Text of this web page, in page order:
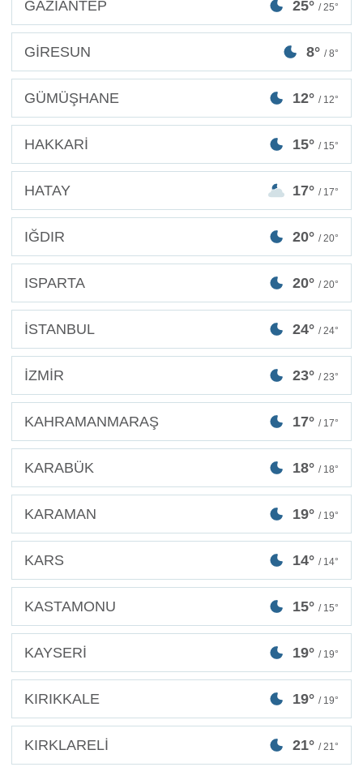
GAZİANTEP 25° / 25°
GİRESUN 8° / 8°
GÜMÜŞHANE 12° / 12°
HAKKARİ 15° / 15°
HATAY 17° / 17°
IĞDIR 20° / 20°
ISPARTA 20° / 20°
İSTANBUL 24° / 24°
İZMİR 23° / 23°
KAHRAMANMARAŞ 17° / 17°
KARABÜK 18° / 18°
KARAMAN 19° / 19°
KARS 14° / 14°
KASTAMONU 15° / 15°
KAYSERİ 19° / 19°
KIRIKKALE 19° / 19°
KIRKLARELİ 21° / 21°